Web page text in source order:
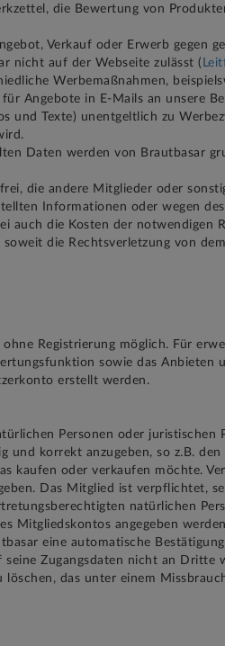
die Bewertung von
Verkauf oder Erwerb gegen
nicht auf der Webseite zulässt (
Werbemaßnahmen,
Angebote in E-Mails an unsere
und Texte) unentgeltlich zu
Daten werden von Brautbasar
die andere Mitglieder oder
Informationen oder wegen
auch die Kosten der notwendigen
die Rechtsverletzung von
Registrierung möglich. Für
sowie das Anbieten
erstellt werden.
Personen oder
und korrekt anzugeben, so z.B.
kaufen oder verkaufen möchte.
Das Mitglied ist verpflichtet,
natürlichen
Mitgliedskontos angegeben
eine automatische
Zugangsdaten nicht an
das unter einem